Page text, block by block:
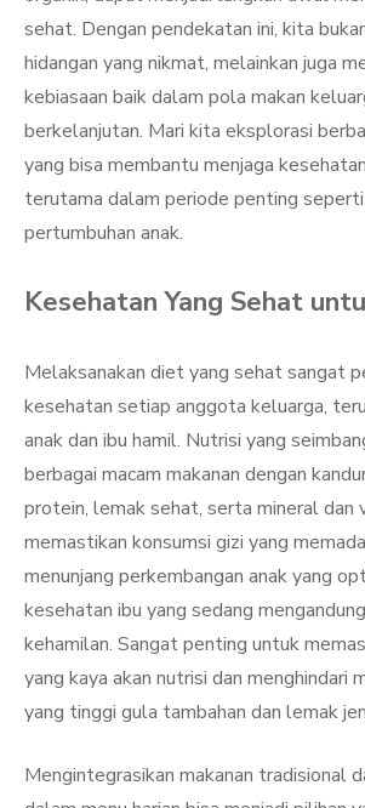
sehat. Dengan pendekatan ini, kita
hidangan yang nikmat, melainkan juga
kebiasaan baik dalam pola makan
berkelanjutan. Mari kita eksplorasi
yang bisa membantu menjaga
terutama dalam periode penting
pertumbuhan anak.
Kesehatan Yang Sehat
Melaksanakan diet yang sehat sangat
kesehatan setiap anggota keluarga,
anak dan ibu hamil. Nutrisi yang
berbagai macam makanan dengan
protein, lemak sehat, serta mineral dan
memastikan konsumsi gizi yang
menunjang perkembangan anak yang
kesehatan ibu yang sedang
kehamilan. Sangat penting untuk
yang kaya akan nutrisi dan menghindari
yang tinggi gula tambahan dan lemak
Mengintegrasikan makanan tradisional